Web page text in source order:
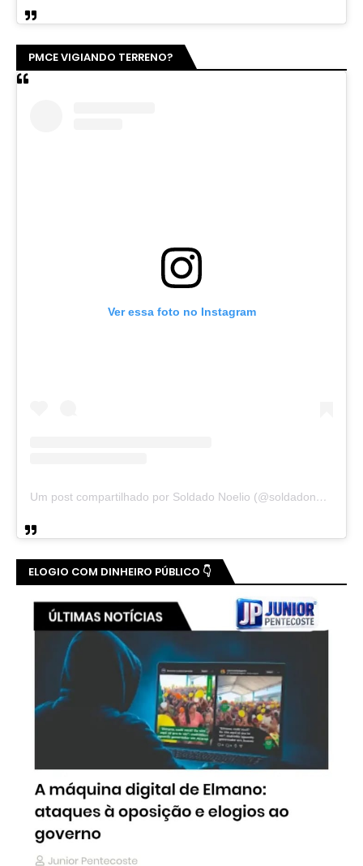
PMCE VIGIANDO TERRENO?
Ver essa foto no Instagram
Um post compartilhado por Soldado Noelio (@soldadonoelio)
ELOGIO COM DINHEIRO PÚBLICO 👇